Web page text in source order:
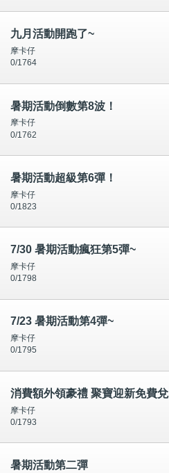
九月活動開跑了~
摩卡仔
0/1764
暑期活動倒數第8波！
摩卡仔
0/1762
暑期活動超級第6彈！
摩卡仔
0/1823
7/30 暑期活動瘋狂第5彈~
摩卡仔
0/1798
7/23 暑期活動第4彈~
摩卡仔
0/1795
消費額外領豪禮 聚寶迎新免費兌
摩卡仔
0/1793
暑期活動第二彈